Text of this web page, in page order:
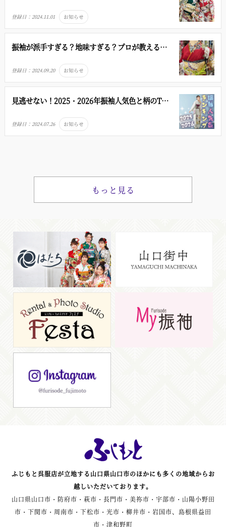
登録日： 2024.11.01 お知らせ
振袖が派手すぎる？地味すぎる？プロが教える後
登録日： 2024.09.20 お知らせ
見逃せない！2025・2026年振袖人気色と柄のTOP
登録日： 2024.07.26 お知らせ
もっと見る
ふじもと呉服店が立地する山口県山口市のほかにも多くの地域からお
越しいただいております。
山口県山口市・防府市・萩市・長門市・美祢市・宇部市・山陽小野田
市・下関市・周南市・下松市・光市・柳井市・岩国市、島根県益田
市・津和野町